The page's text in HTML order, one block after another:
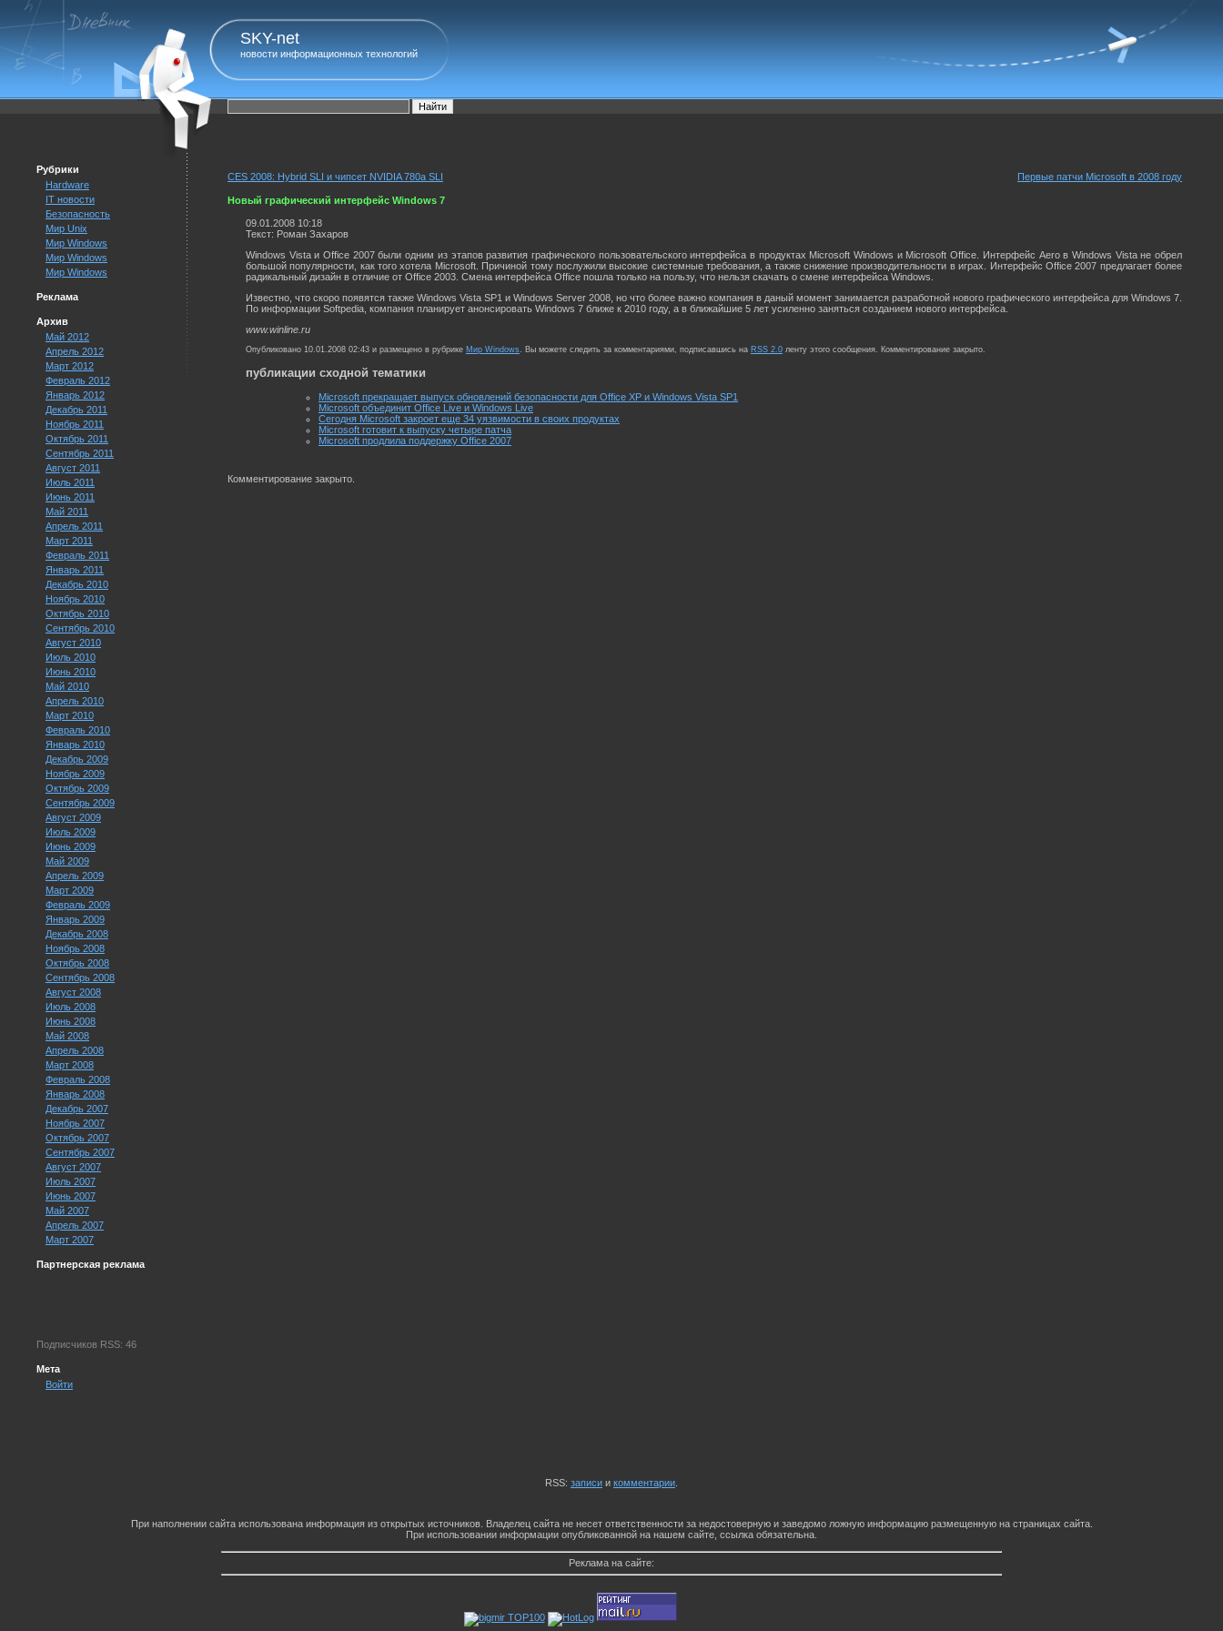
SKY-net
новости информационных технологий
Рубрики
Hardware
IT новости
Безопасность
Мир Unix
Мир Windows
Мир Windows
Мир Windows
Реклама
Архив
Май 2012
Апрель 2012
Март 2012
Февраль 2012
Январь 2012
Декабрь 2011
Ноябрь 2011
Октябрь 2011
Сентябрь 2011
Август 2011
Июль 2011
Июнь 2011
Май 2011
Апрель 2011
Март 2011
Февраль 2011
Январь 2011
Декабрь 2010
Ноябрь 2010
Октябрь 2010
Сентябрь 2010
Август 2010
Июль 2010
Июнь 2010
Май 2010
Апрель 2010
Март 2010
Февраль 2010
Январь 2010
Декабрь 2009
Ноябрь 2009
Октябрь 2009
Сентябрь 2009
Август 2009
Июль 2009
Июнь 2009
Май 2009
Апрель 2009
Март 2009
Февраль 2009
Январь 2009
Декабрь 2008
Ноябрь 2008
Октябрь 2008
Сентябрь 2008
Август 2008
Июль 2008
Июнь 2008
Май 2008
Апрель 2008
Март 2008
Февраль 2008
Январь 2008
Декабрь 2007
Ноябрь 2007
Октябрь 2007
Сентябрь 2007
Август 2007
Июль 2007
Июнь 2007
Май 2007
Апрель 2007
Март 2007
Партнерская реклама
Подписчиков RSS: 46
Мета
Войти
CES 2008: Hybrid SLI и чипсет NVIDIA 780a SLI Первые патчи Microsoft в 2008 году
Новый графический интерфейс Windows 7
09.01.2008 10:18
Текст: Роман Захаров
Windows Vista и Office 2007 были одним из этапов развития графического пользовательского интерфейса в продуктах Microsoft Windows и Microsoft Office. Интерфейс Aero в Windows Vista не обрел
большой популярности, как того хотела Microsoft. Причиной тому послужили высокие системные требования, а также снижение производительности в играх. Интерфейс Office 2007 предлагает более
радикальный дизайн в отличие от Office 2003. Смена интерфейса Office пошла только на пользу, что нельзя скачать о смене интерфейса Windows.
Известно, что скоро появятся также Windows Vista SP1 и Windows Server 2008, но что более важно компания в даный момент занимается разработной нового графического интерфейса для Windows 7.
По информации Softpedia, компания планирует анонсировать Windows 7 ближе к 2010 году, а в ближайшие 5 лет усиленно заняться созданием нового интерфейса.
www.winline.ru
Опубликовано 10.01.2008 02:43 и размещено в рубрике Мир Windows. Вы можете следить за комментариями, подписавшись на RSS 2.0 ленту этого сообщения. Комментирование закрыто.
публикации сходной тематики
Microsoft прекращает выпуск обновлений безопасности для Office XP и Windows Vista SP1
Microsoft объединит Office Live и Windows Live
Сегодня Microsoft закроет еще 34 уязвимости в своих продуктах
Microsoft готовит к выпуску четыре патча
Microsoft продлила поддержку Office 2007
Комментирование закрыто.
RSS: записи и комментарии
При наполнении сайта использована информация из открытых источников. Владелец сайта не несет ответственности за недостоверную и заведомо ложную информацию размещенную на страницах сайта.
При использовании информации опубликованной на нашем сайте, ссылка обязательна.
Реклама на сайте: